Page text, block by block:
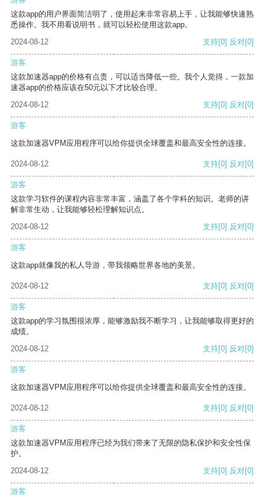
这款app的用户界面简洁明了，使用起来非常容易上手，让我能够快速熟
悉操作。我不用看说明书，就可以轻松使用这款app。
2024-08-12
支持[0] 反对[0]
游客
这款加速器app的价格有点贵，可以适当降低一些。我个人觉得，一款加
速器app的价格应该在50元以下才比较合理。
2024-08-12
支持[0] 反对[0]
游客
这款加速器VPM应用程序可以给你提供全球覆盖和最高安全性的连接。
2024-08-12 支持[0] 反对[0]
游客
这款学习软件的课程内容非常丰富，涵盖了各个学科的知识。老师的讲
解非常生动，让我能够轻松理解知识点。
2024-08-12
支持[0] 反对[0]
游客
这款app就像我的私人导游，带我领略世界各地的美景。
2024-08-12 支持[0] 反对[0]
游客
这款app的学习氛围很浓厚，能够激励我不断学习，让我能够取得更好的
成绩。
2024-08-12
支持[0] 反对[0]
游客
这款加速器VPM应用程序可以给你提供全球覆盖和最高安全性的连接。
2024-08-12 支持[0] 反对[0]
游客
这款加速器VPM应用程序已经为我们带来了无限的隐私保护和安全性保
护。
2024-08-12
支持[0] 反对[0]
游客